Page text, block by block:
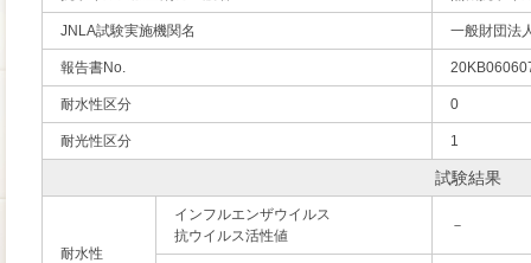
JNLA試験実施機関名 一般財団法
報告書No.
耐水性区分 0
耐光性区分 1
試験結果
耐水性
インフルエンザウイルス
抗ウイルス活性値
－